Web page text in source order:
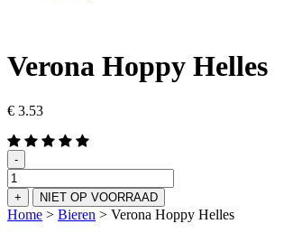
Verona Hoppy Helles
€ 3.53
-
Verona
Hoppy
Helles
aantal
+ NIET OP VOORRAAD
Home > Bieren > Verona Hoppy Helles